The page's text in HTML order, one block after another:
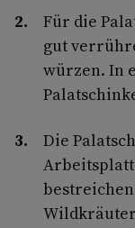
Für die
gut
würzen. In
Die